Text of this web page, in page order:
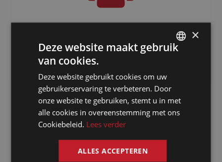
3000+
Freelancers verspreid over de hele
wereld
FRENCH
×
Deze website maakt gebruik
van cookies.
Deze website gebruikt cookies om uw
gebruikerservaring te verbeteren. Door
onze website te gebruiken, stemt u in met
alle cookies in overeenstemming met ons
Cookiebeleid. Lees verder
ALLES ACCEPTEREN